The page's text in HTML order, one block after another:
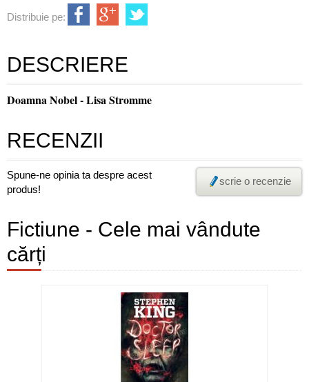
Distribuie pe:
DESCRIERE
Doamna Nobel - Lisa Stromme
RECENZII
Spune-ne opinia ta despre acest
produs!
scrie o recenzie
Fictiune - Cele mai vândute
cărți